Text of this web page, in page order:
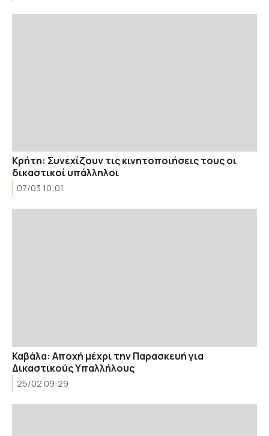
Κρήτη: Συνεχίζουν τις κινητοποιήσεις τους οι
δικαστικοί υπάλληλοι
07/03 10:01
Καβάλα: Αποχή μέχρι την Παρασκευή για
Δικαστικούς Υπαλλήλους
25/02 09:29